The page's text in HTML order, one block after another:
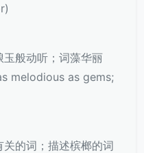
般动听；词藻华丽
melodious as gems;
的词；描述槟榔的词